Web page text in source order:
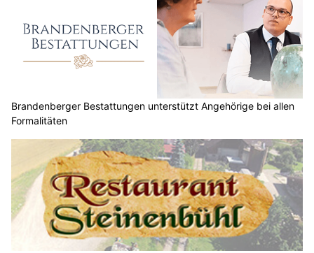
Brandenberger Bestattungen unterstützt Angehörige bei allen
Formalitäten